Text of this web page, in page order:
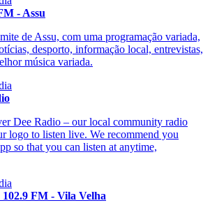
- Assu
de Assu, com uma programação variada,
desporto, informação local, entrevistas,
música variada.
Dee Radio – our local community radio
logo to listen live. We recommend you
so that you can listen at anytime,
FM - Vila Velha